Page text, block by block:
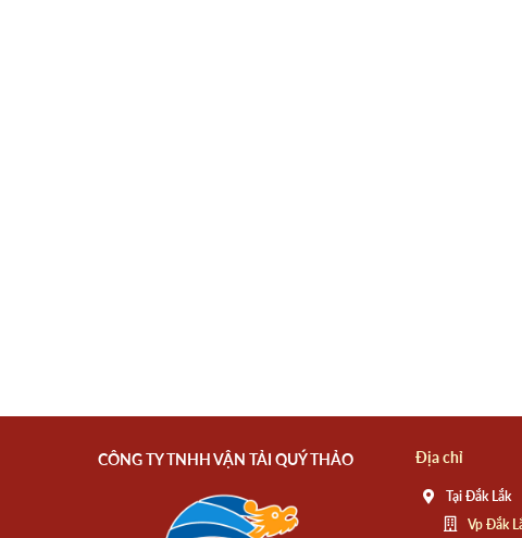
CÔNG TY TNHH VẬN TẢI QUÝ THẢO Địa chỉ
Tại Đắk Lắk
Vp Đắk